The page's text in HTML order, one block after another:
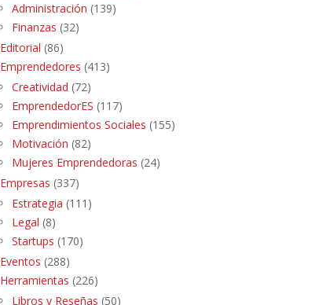
Administración (139)
Finanzas (32)
Editorial (86)
Emprendedores (413)
Creatividad (72)
EmprendedorES (117)
Emprendimientos Sociales (155)
Motivación (82)
Mujeres Emprendedoras (24)
Empresas (337)
Estrategia (111)
Legal (8)
Startups (170)
Eventos (288)
Herramientas (226)
Libros y Reseñas (50)